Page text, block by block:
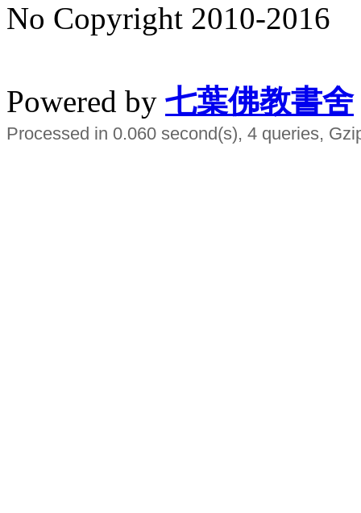
No Copyright 2010-2016
Powered by 七葉佛教書舍
Processed in 0.060 second(s), 4 queries,